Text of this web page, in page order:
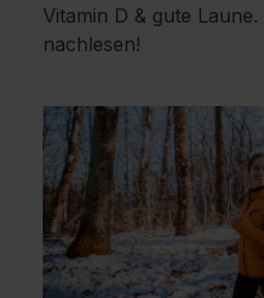
Vitamin D & gute
nachlesen!